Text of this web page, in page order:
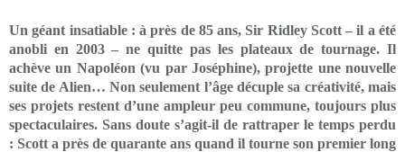
Un géant insatiable : à près de 85 ans, Sir Ridley Scott – il a été
anobli en 2003 – ne quitte pas les plateaux de tournage. Il
achève un Napoléon (vu par Joséphine), projette une nouvelle
suite de Alien… Non seulement l’âge décuple sa créativité, mais
ses projets restent d’une ampleur peu commune, toujours plus
spectaculaires. Sans doute s’agit-il de rattraper le temps perdu
: Scott a près de quarante ans quand il tourne son premier long